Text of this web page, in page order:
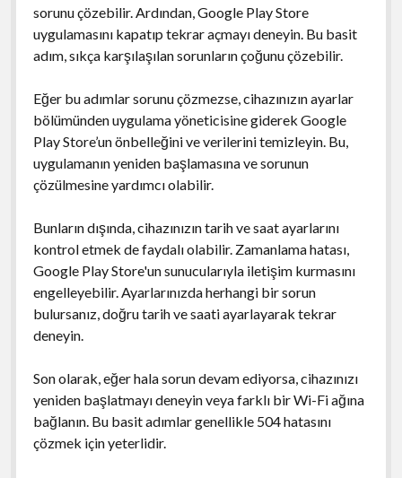
sorunu çözebilir. Ardından, Google Play Store
uygulamasını kapatıp tekrar açmayı deneyin. Bu basit
adım, sıkça karşılaşılan sorunların çoğunu çözebilir.
Eğer bu adımlar sorunu çözmezse, cihazınızın ayarlar
bölümünden uygulama yöneticisine giderek Google
Play Store’un önbelleğini ve verilerini temizleyin. Bu,
uygulamanın yeniden başlamasına ve sorunun
çözülmesine yardımcı olabilir.
Bunların dışında, cihazınızın tarih ve saat ayarlarını
kontrol etmek de faydalı olabilir. Zamanlama hatası,
Google Play Store'un sunucularıyla iletişim kurmasını
engelleyebilir. Ayarlarınızda herhangi bir sorun
bulursanız, doğru tarih ve saati ayarlayarak tekrar
deneyin.
Son olarak, eğer hala sorun devam ediyorsa, cihazınızı
yeniden başlatmayı deneyin veya farklı bir Wi-Fi ağına
bağlanın. Bu basit adımlar genellikle 504 hatasını
çözmek için yeterlidir.